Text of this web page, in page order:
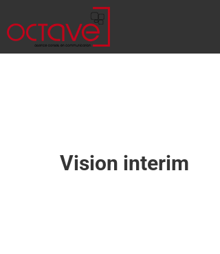
Vision interim